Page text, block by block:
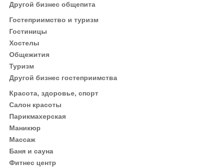
Другой бизнес общепита
Гостеприимство и туризм
Гостиницы
Хостелы
Общежития
Туризм
Другой бизнес гостеприимства
Красота, здоровье, спорт
Салон красоты
Парикмахерская
Маникюр
Массаж
Баня и сауна
Фитнес центр